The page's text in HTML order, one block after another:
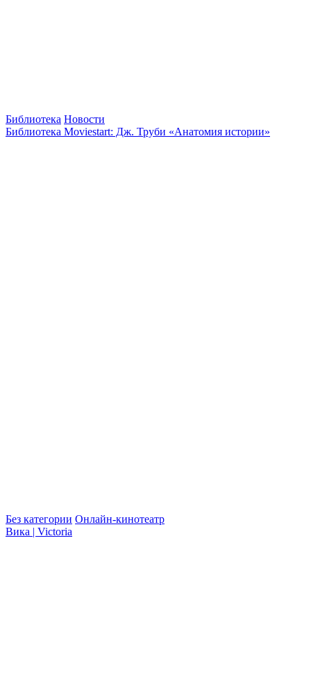
Библиотека Новости
Библиотека Moviestart: Дж. Труби «Анатомия истории»
Без категории Онлайн-кинотеатр
Вика | Victoria